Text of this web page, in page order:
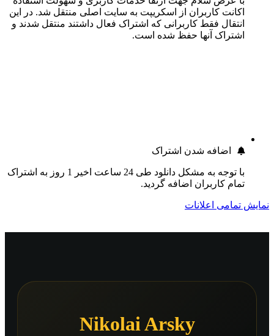
اکانت کاربران از اسکریپت به سایت اصلی منتقل شد. در این
انتقال فقط کاربرانی که اشتراک فعال داشتند منتقل شدند و
اشتراک آنها حفظ شده است.
اضافه شدن اشتراک
با توجه به مشکل دانلود طی 24 ساعت اخیر 1 روز به اشتراک
تمام کاربران اضافه گردید.
نمایش تمامی اعلانات
Nikolai Arsky